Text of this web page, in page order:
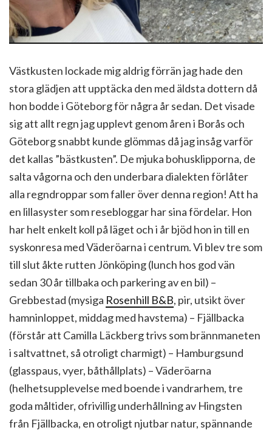
Västkusten lockade mig aldrig förrän jag hade den
stora glädjen att upptäcka den med äldsta dottern då
hon bodde i Göteborg för några år sedan. Det visade
sig att allt regn jag upplevt genom åren i Borås och
Göteborg snabbt kunde glömmas då jag insåg varför
det kallas ”bästkusten”. De mjuka bohusklipporna, de
salta vågorna och den underbara dialekten förlåter
alla regndroppar som faller över denna region! Att ha
en lillasyster som resebloggar har sina fördelar. Hon
har helt enkelt koll på läget och i år bjöd hon in till en
syskonresa med Väderöarna i centrum. Vi blev tre som
till slut åkte rutten Jönköping (lunch hos god vän
sedan 30 år tillbaka och parkering av en bil) –
Grebbestad (mysiga Rosenhill B&B, pir, utsikt över
hamninloppet, middag med havstema) – Fjällbacka
(förstår att Camilla Läckberg trivs som brännmaneten
i saltvattnet, så otroligt charmigt) – Hamburgsund
(glasspaus, vyer, båthållplats) – Väderöarna
(helhetsupplevelse med boende i vandrarhem, tre
goda måltider, ofrivillig underhållning av Hingsten
från Fjällbacka, en otroligt njutbar natur, spännande